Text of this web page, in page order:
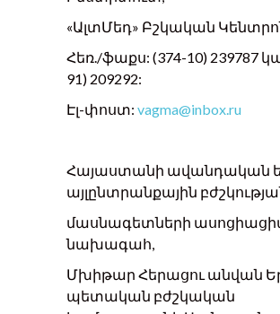
«ԱլտՄեդ» Բշկական
Հեռ./ֆաքս: (374-10) 239787
91) 209292:
Էլ-փոստ: vagma@inbox.ru
Հայաստանի ավանդական
այլընտրանքային
մասնագետների
նախագահ,
Մխիթար Հերացու անվան
պետական ​​բժշկական